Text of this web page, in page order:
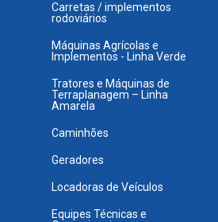
Carretas / implementos
rodoviários
Máquinas Agrícolas e
Implementos - Linha Verde
Tratores e Máquinas de
Terraplanagem – Linha
Amarela
Caminhões
Geradores
Locadoras de Veículos
Equipes Técnicas e